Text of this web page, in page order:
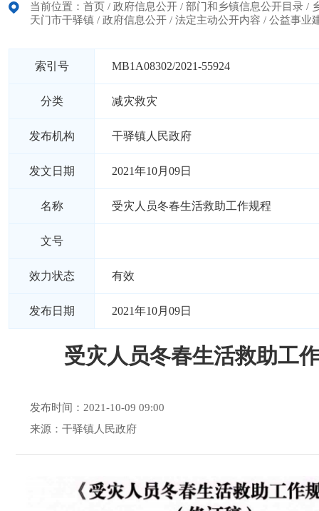
当前位置： 首页 / 政府信息公开 / 部门和乡镇信息公开目录 /
天门市干驿镇 / 政府信息公开 / 法定主动公开内容 / 公益事业
索引号 MB1A08302/2021-55924
分类 减灾救灾
发布机构 干驿镇人民政府
发文日期 2021年10月09日
名称 受灾人员冬春生活救助工作规程
文号
效力状态 有效
发布日期 2021年10月09日
受灾人员冬春生活救助工
发布时间：2021-10-09 09:00
来源：干驿镇人民政府